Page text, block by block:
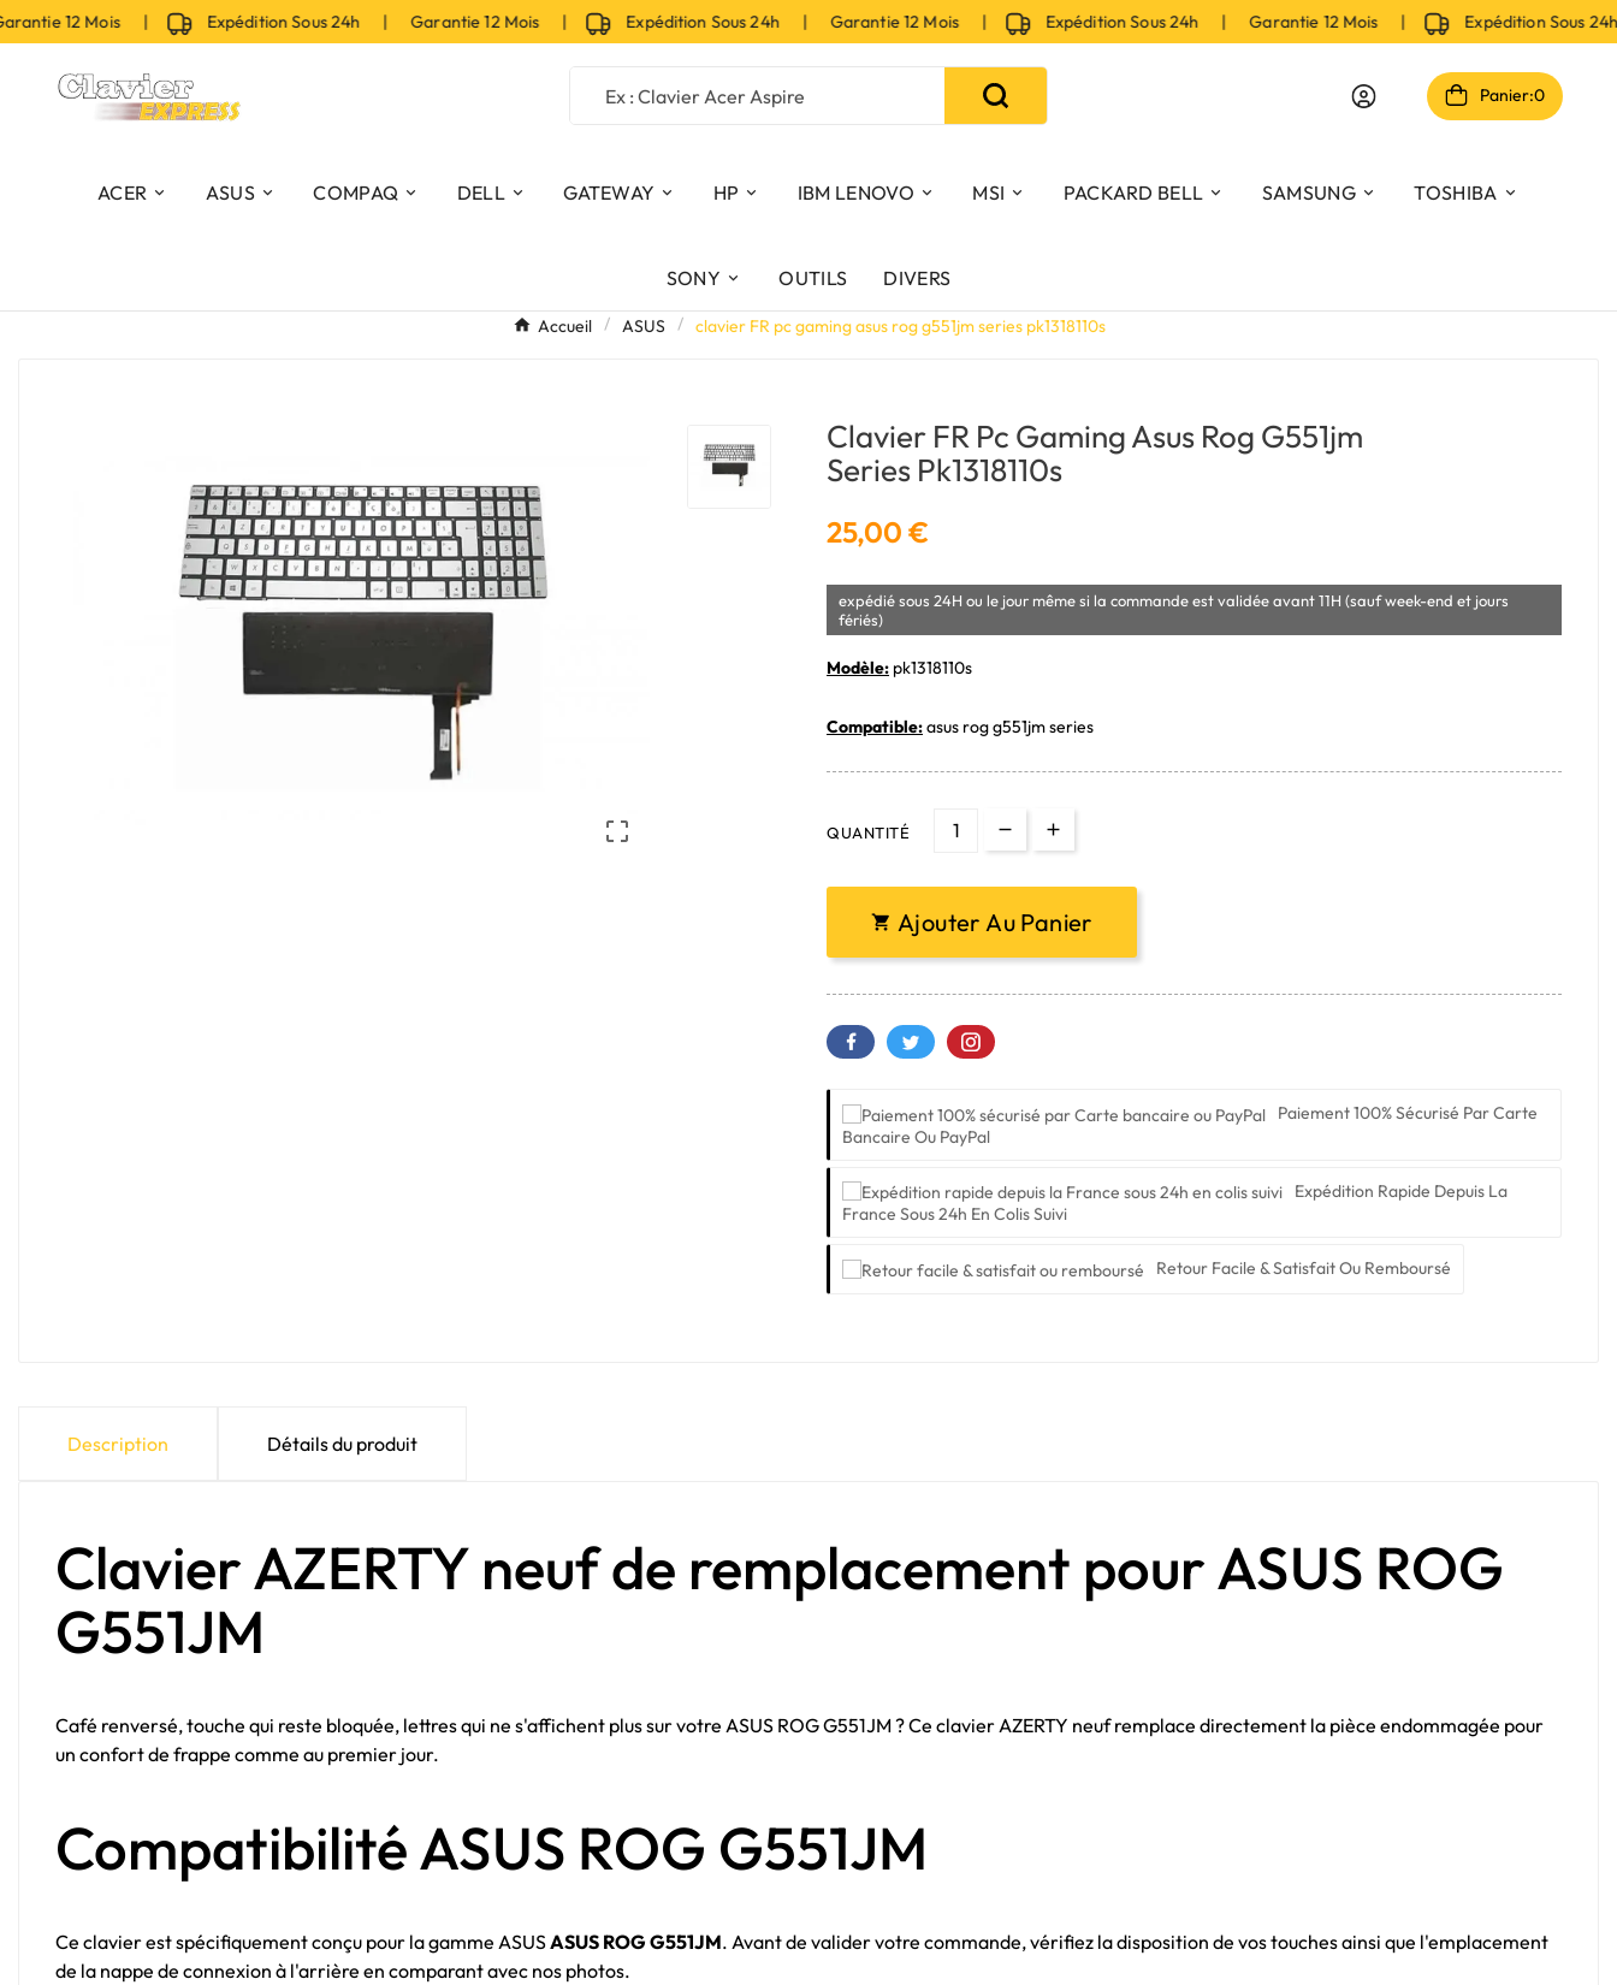
12 Mois | Expédition Sous 24h | Garantie 12 Mois | Expédition Sous 24h | Garantie 12 Mois | Expédition Sous 24h | Garantie 12 Mois | Expédition Sous
Panier:0
ACER ASUS COMPAQ DELL GATEWAY HP IBM LENOVO MSI PACKARD BELL SAMSUNG TOSHIBA
SONY OUTILS DIVERS
Accueil ASUS clavier FR pc gaming asus rog g551jm series pk1318110s

Clavier FR Pc Gaming Asus Rog G551jm
Series Pk1318110s
25,00 €
expédié sous 24H ou le jour même si la commande est validée avant 11H (sauf week-end et jours
fériés)
Modèle: pk1318110s
Compatible:asus rog g551jm series
QUANTITÉ
 Ajouter Au Panier
Paiement 100% Sécurisé Par Carte
Bancaire Ou PayPal
Expédition Rapide Depuis La
France Sous 24h En Colis Suivi
Retour Facile & Satisfait Ou Remboursé
Description Détails du produit
Clavier AZERTY neuf de remplacement pour ASUS ROG
G551JM
Café renversé, touche qui reste bloquée, lettres qui ne s'affichent plus sur votre ASUS ROG G551JM ? Ce clavier AZERTY neuf remplace directement la pièce endommagée pour
un confort de frappe comme au premier jour.
Compatibilité ASUS ROG G551JM
Ce clavier est spécifiquement conçu pour la gamme ASUSASUS ROG G551JM. Avant de valider votre commande, vérifiez la disposition de vos touches ainsi que l'emplacement
de la nappe de connexion à l'arrière en comparant avec nos photos.